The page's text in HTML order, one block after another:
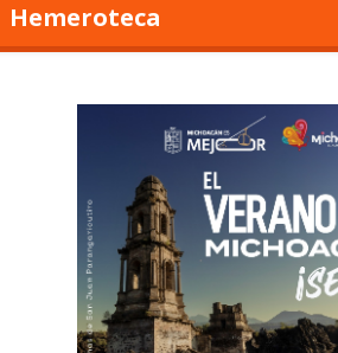
Hemeroteca